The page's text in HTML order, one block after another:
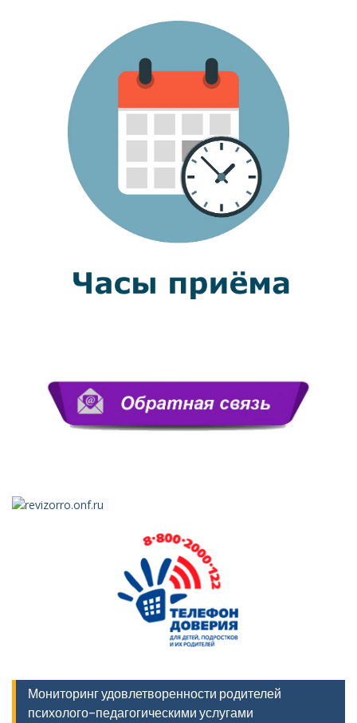
Мониторинг удовлетворенности родителей
психолого-педагогическими услугами